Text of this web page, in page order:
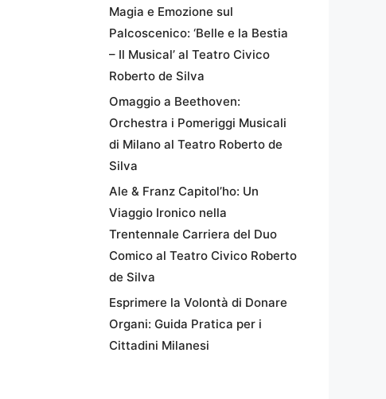
Magia e Emozione sul
Palcoscenico: ‘Belle e la Bestia
– Il Musical’ al Teatro Civico
Roberto de Silva
Omaggio a Beethoven:
Orchestra i Pomeriggi Musicali
di Milano al Teatro Roberto de
Silva
Ale & Franz Capitol’ho: Un
Viaggio Ironico nella
Trentennale Carriera del Duo
Comico al Teatro Civico Roberto
de Silva
Esprimere la Volontà di Donare
Organi: Guida Pratica per i
Cittadini Milanesi